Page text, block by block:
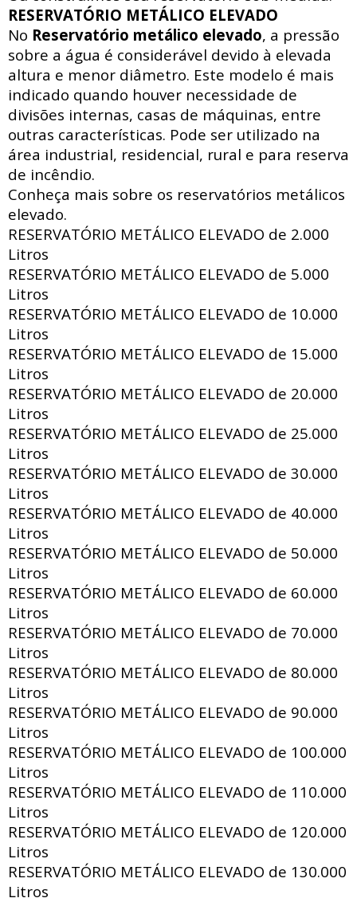
RESERVATÓRIO METÁLICO ELEVADO
No Reservatório metálico elevado, a pressão
sobre a água é considerável devido à elevada
altura e menor diâmetro. Este modelo é mais
indicado quando houver necessidade de
divisões internas, casas de máquinas, entre
outras características. Pode ser utilizado na
área industrial, residencial, rural e para reserva
de incêndio.
Conheça mais sobre os reservatórios metálicos
elevado.
RESERVATÓRIO METÁLICO ELEVADO de 2.000
Litros
RESERVATÓRIO METÁLICO ELEVADO de 5.000
Litros
RESERVATÓRIO METÁLICO ELEVADO de 10.000
Litros
RESERVATÓRIO METÁLICO ELEVADO de 15.000
Litros
RESERVATÓRIO METÁLICO ELEVADO de 20.000
Litros
RESERVATÓRIO METÁLICO ELEVADO de 25.000
Litros
RESERVATÓRIO METÁLICO ELEVADO de 30.000
Litros
RESERVATÓRIO METÁLICO ELEVADO de 40.000
Litros
RESERVATÓRIO METÁLICO ELEVADO de 50.000
Litros
RESERVATÓRIO METÁLICO ELEVADO de 60.000
Litros
RESERVATÓRIO METÁLICO ELEVADO de 70.000
Litros
RESERVATÓRIO METÁLICO ELEVADO de 80.000
Litros
RESERVATÓRIO METÁLICO ELEVADO de 90.000
Litros
RESERVATÓRIO METÁLICO ELEVADO de 100.000
Litros
RESERVATÓRIO METÁLICO ELEVADO de 110.000
Litros
RESERVATÓRIO METÁLICO ELEVADO de 120.000
Litros
RESERVATÓRIO METÁLICO ELEVADO de 130.000
Litros